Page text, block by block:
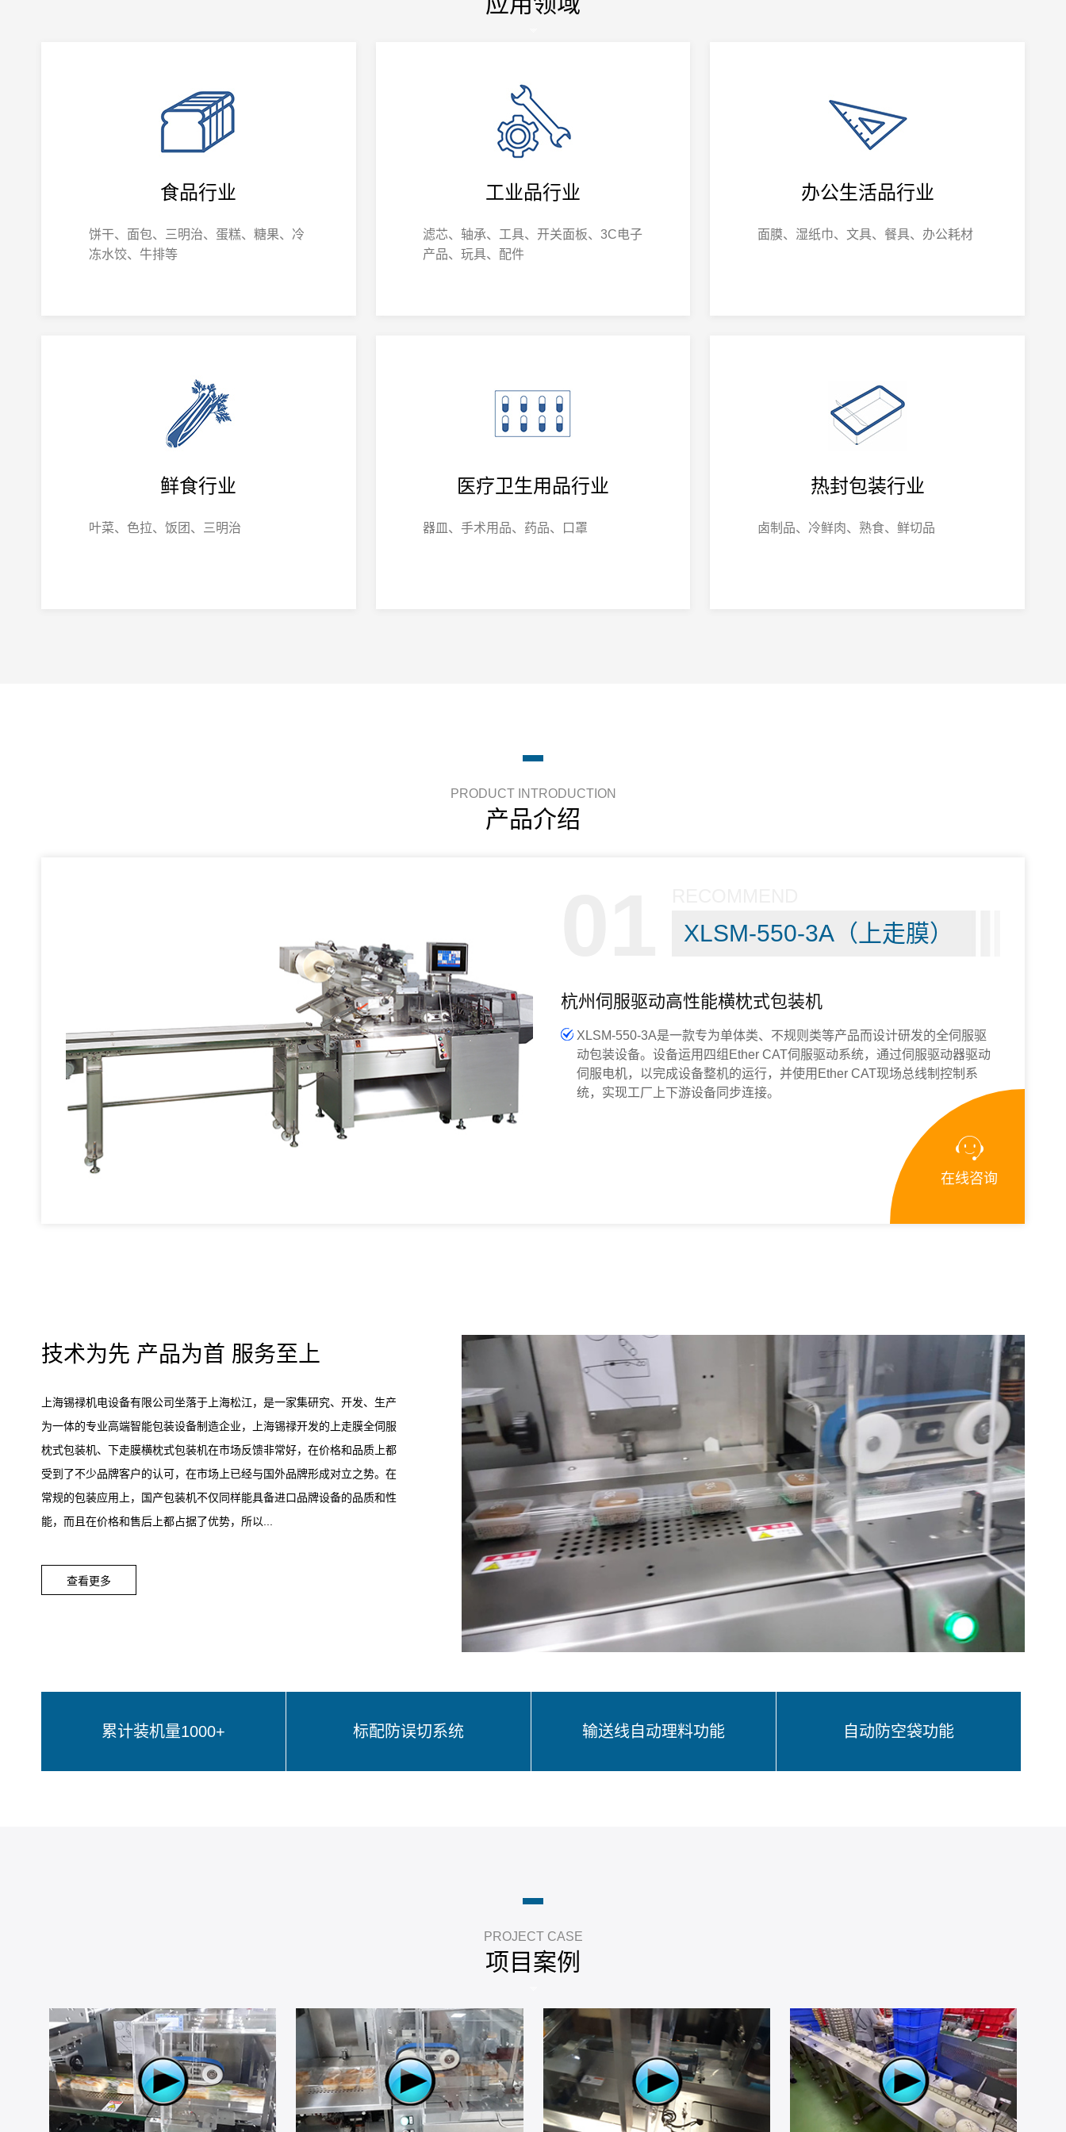
食品行业
饼干、面包、三明治、蛋糕、糖果、冷
冻水饺、牛排等
工业品行业
滤芯、轴承、工具、开关面板、3C电子
产品、玩具、配件
办公生活品行业
面膜、湿纸巾、文具、餐具、办公耗材
鲜食行业
叶菜、色拉、饭团、三明治
医疗卫生用品行业
器皿、手术用品、药品、口罩
热封包装行业
卤制品、冷鲜肉、熟食、鲜切品
PRODUCT INTRODUCTION
产品介绍
XLSM-550-3A（上走膜）
杭州伺服驱动高性能横枕式包装机
XLSM-550-3A是一款专为单体类、不规则类等产品而设计研发的全伺服驱
动包装设备。设备运用四组Ether CAT伺服驱动系统，通过伺服驱动器驱动
伺服电机，以完成设备整机的运行，并使用Ether CAT现场总线制控制系
统，实现工厂上下游设备同步连接。

在线咨询
技术为先 产品为首 服务至上
上海锡禄机电设备有限公司坐落于上海松江，是一家集研究、开发、生产
为一体的专业高端智能包装设备制造企业，上海锡禄开发的上走膜全伺服
枕式包装机、下走膜横枕式包装机在市场反馈非常好，在价格和品质上都
受到了不少品牌客户的认可，在市场上已经与国外品牌形成对立之势。在
常规的包装应用上，国产包装机不仅同样能具备进口品牌设备的品质和性
能，而且在价格和售后上都占据了优势，所以...
查看更多
累计装机量1000+ 标配防误切系统 输送线自动理料功能 自动防空袋功能
PROJECT CASE
项目案例